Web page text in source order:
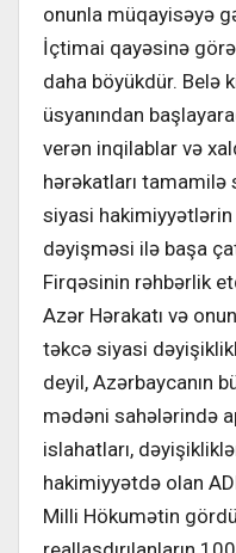
onunla müqayisəyə
İçtimai qayəsinə
daha böyükdür. Belə
üsyanından
verən inqilablar və
hərəkatları tamamilə
siyasi hakimiyyətlərin
dəyişməsi ilə başa
Firqəsinin rəhbərlik
Azər Hərakatı və
təkcə siyasi
deyil, Azərbaycanın
mədəni sahələrində
islahatları,
hakimiyyətdə olan
Milli Hökumətin